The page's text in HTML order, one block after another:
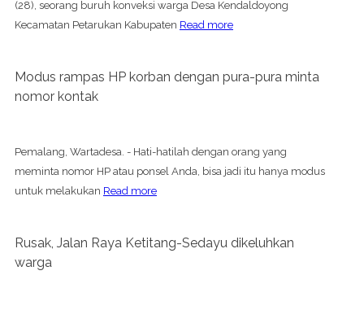
(28), seorang buruh konveksi warga Desa Kendaldoyong
Kecamatan Petarukan Kabupaten Read more
Modus rampas HP korban dengan pura-pura minta
nomor kontak
Pemalang, Wartadesa. - Hati-hatilah dengan orang yang
meminta nomor HP atau ponsel Anda, bisa jadi itu hanya modus
untuk melakukan Read more
Rusak, Jalan Raya Ketitang-Sedayu dikeluhkan
warga